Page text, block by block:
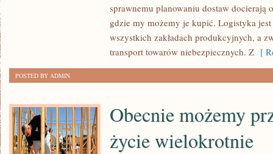
TRANSPORTEM,
POWINNIŚMY
WŁAŚCIWY
sprawnemu planowaniu dostaw docierają
gdzie my możemy je kupić. Logistyka
wszystkich zakładach produkcyjnych, a
transport towarów niebezpiecznych. Z [
POSTED BY ADMIN
Obecnie możemy
życie wielokrotnie